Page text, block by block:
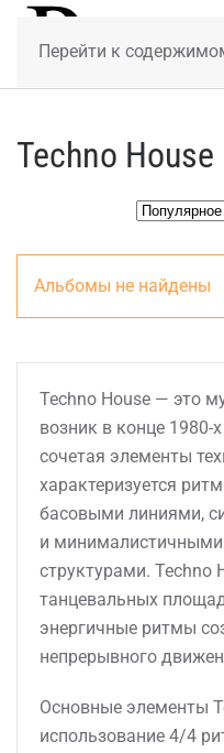
Перейти к
Techno House
Альбомы не найдены
Techno House — это
возник в конце 1980-
сочетая элементы
характеризуется
басовыми линиями,
и
структурами. Techno
танцевальных
энергичные ритмы
непрерывного
Основные элементы
использование 4/4